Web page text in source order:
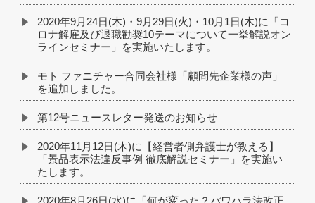
2020年9月24日(木)・9月29日(火)・10月1日(木)に「コ
ロナ解雇及び退職勧奨10テーマについて一挙解説オン
ラインセミナー」を実施いたします。
モト ファニチャー合同会社様「顧問先企業様の声」
を追加しました。
第12号ニュースレター発送のお知らせ
2020年11月12日(木)に【経営者側弁護士が教える】
「景品表示法違反事例 徹底解説セミナー」を実施い
たします。